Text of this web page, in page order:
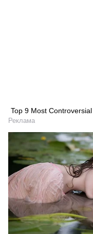
Top 9 Most
Реклама